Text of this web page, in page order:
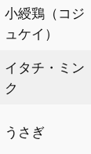
小綬鶏（コジ
ュケイ）
イタチ・ミン
ク
うさぎ